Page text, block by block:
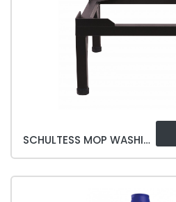
SCHULTESS MOP WASHING MACHINE BASE